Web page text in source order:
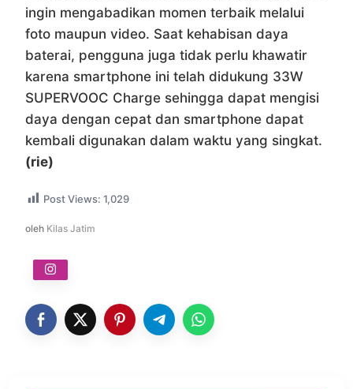
ingin mengabadikan momen terbaik melalui
foto maupun video. Saat kehabisan daya
baterai, pengguna juga tidak perlu khawatir
karena smartphone ini telah didukung 33W
SUPERVOOC Charge sehingga dapat mengisi
daya dengan cepat dan smartphone dapat
kembali digunakan dalam waktu yang singkat.
(rie)
Post Views: 1,029
oleh Kilas Jatim